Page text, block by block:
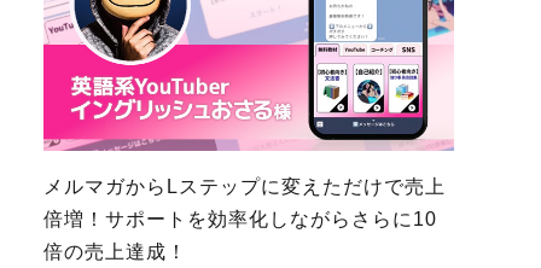
メルマガからLステップに変えただけで売上
倍増！サポートを効率化しながらさらに10
倍の売上達成！